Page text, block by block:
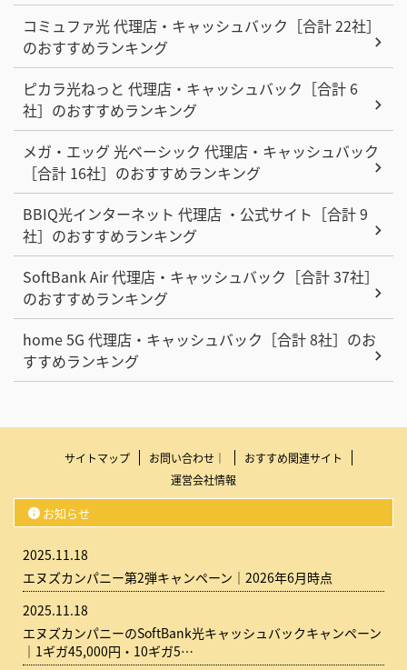
コミュファ光 代理店・キャッシュバック［合計 22社］
のおすすめランキング
ピカラ光ねっと 代理店・キャッシュバック［合計 6
社］のおすすめランキング
メガ・エッグ 光ベーシック 代理店・キャッシュバック
［合計 16社］のおすすめランキング
BBIQ光インターネット 代理店 ・公式サイト［合計 9
社］のおすすめランキング
SoftBank Air 代理店・キャッシュバック［合計 37社］
のおすすめランキング
home 5G 代理店・キャッシュバック［合計 8社］のお
すすめランキング
サイトマップ お問い合わせ｜
おすすめ関連サイト
運営会社情報
お知らせ
2025.11.18
エヌズカンパニー第2弾キャンペーン｜2026年6月時点
2025.11.18
エヌズカンパニーのSoftBank光キャッシュバックキャンペーン
｜1ギガ45,000円・10ギガ5…